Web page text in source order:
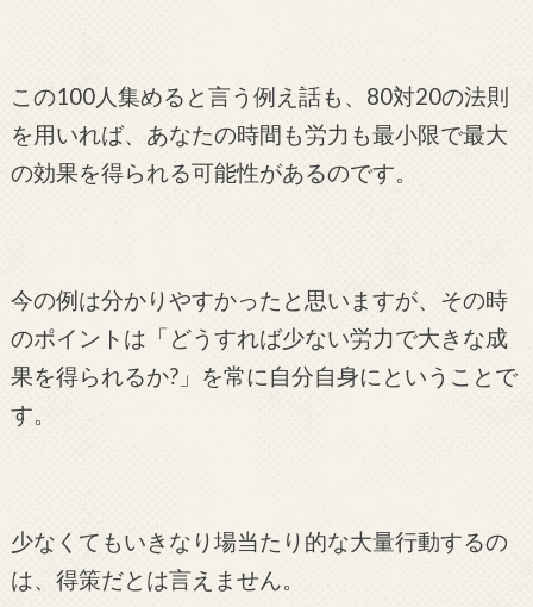
この100人集めると言う例え話も、80対20の法則
を用いれば、あなたの時間も労力も最小限で最大
の効果を得られる可能性があるのです。
今の例は分かりやすかったと思いますが、その時
のポイントは「どうすれば少ない労力で大きな成
果を得られるか?」を常に自分自身にということで
す。
少なくてもいきなり場当たり的な大量行動するの
は、得策だとは言えません。